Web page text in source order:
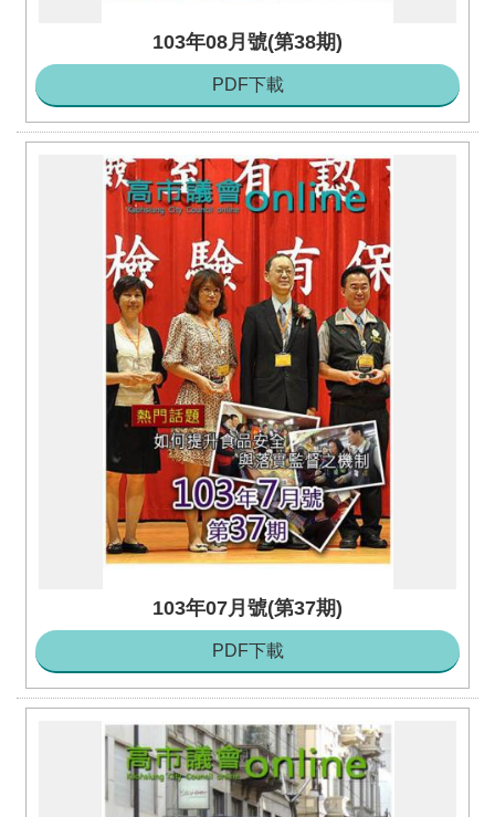
103年08月號(第38期)
PDF下載
103年07月號(第37期)
PDF下載